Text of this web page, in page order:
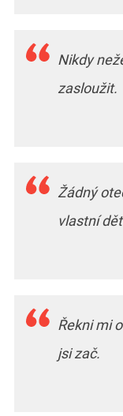
Nikdy
zasloužit.
Žádný
vlastní
Řekni mi
jsi zač.